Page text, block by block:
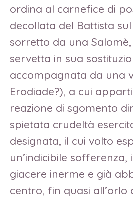
ordina al carnefice di
decollata del Battista
sorretto da una
servetta in sua
accompagnata da una
Erodiade?), a cui
reazione di sgomento
spietata crudeltà
designata, il cui volto
un’indicibile sofferenza,
giacere inerme e già
centro, fin quasi all’orlo